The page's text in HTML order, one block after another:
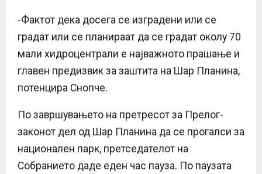
-Фактот дека досега се изградени или се
градат или се планираат да се градат околу 70
мали хидроцентрали е најважното прашање и
главен предизвик за заштита на Шар Планина,
потенцира Снопче.
По завршувањето на претресот за Прелог-
законот дел од Шар Планина да се прогалси за
национален парк, претседателот на
Собранието даде еден час пауза. По паузата